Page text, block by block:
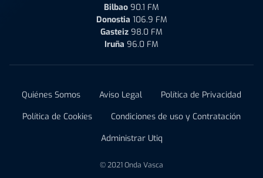
Bilbao 90.1 FM
Donostia 106.9 FM
Gasteiz 98.0 FM
Iruña 96.0 FM
Quiénes Somos Aviso Legal
Política de Privacidad
Política de Cookies
Condiciones de uso y Contratación
Administrar Utiq
© 2021 Onda Vasca